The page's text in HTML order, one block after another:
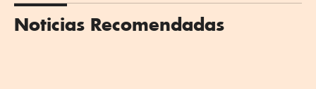
Noticias Recomendadas